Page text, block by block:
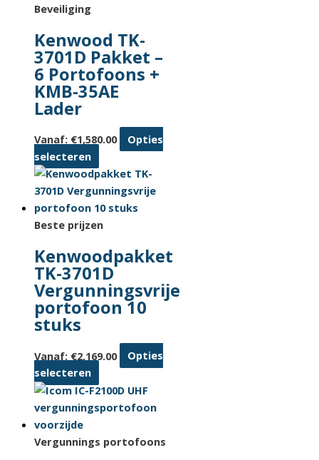
Beveiliging
Kenwood TK-
3701D Pakket –
6 Portofoons +
KMB-35AE
Lader
Vanaf: €1,580.00
Opties
selecteren
product
heeft
meerdere
variaties.
optie
kan
gekozen
worden
productpagina
Beste prijzen
Kenwoodpakket
TK-3701D
Vergunningsvrije
portofoon 10
stuks
Vanaf: €2,169.00
Opties
selecteren
product
heeft
variaties.
Vergunnings portofoons